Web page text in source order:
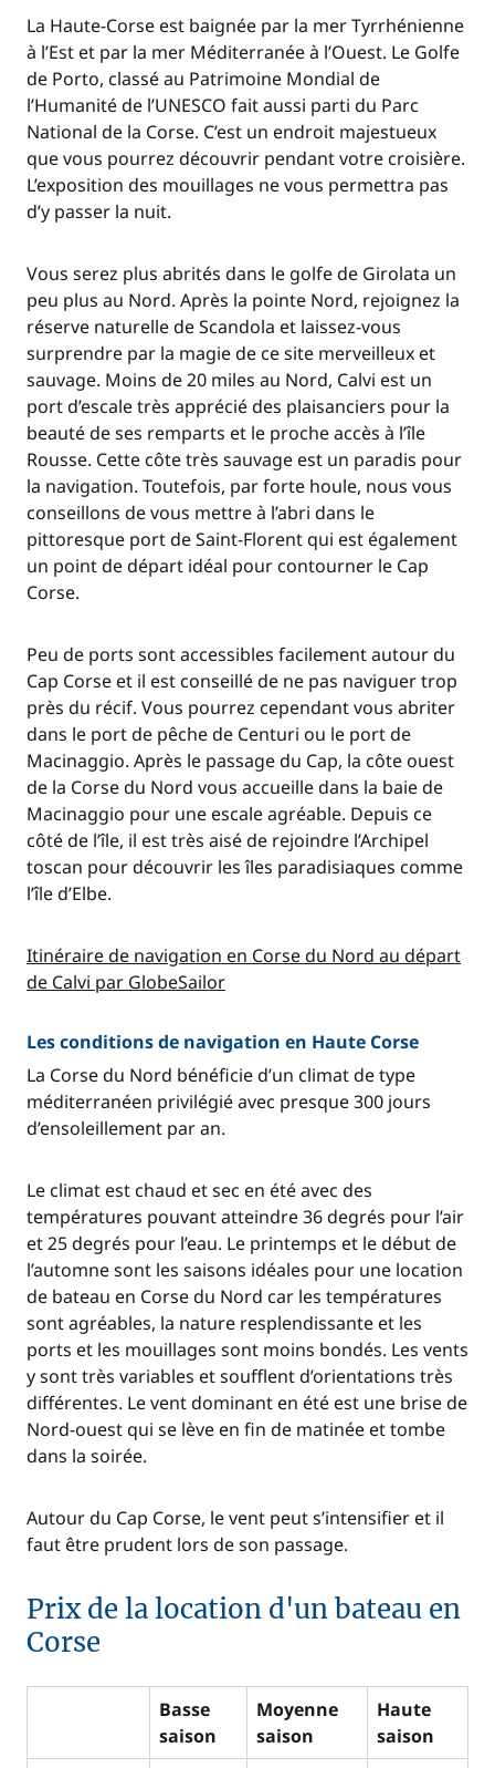
La Haute-Corse est baignée par la mer Tyrrhénienne
à l’Est et par la mer Méditerranée à l’Ouest. Le Golfe
de Porto, classé au Patrimoine Mondial de
l’Humanité de l’UNESCO fait aussi parti du Parc
National de la Corse. C’est un endroit majestueux
que vous pourrez découvrir pendant votre croisière.
L’exposition des mouillages ne vous permettra pas
d’y passer la nuit.
Vous serez plus abrités dans le golfe de Girolata un
peu plus au Nord. Après la pointe Nord, rejoignez la
réserve naturelle de Scandola et laissez-vous
surprendre par la magie de ce site merveilleux et
sauvage. Moins de 20 miles au Nord, Calvi est un
port d’escale très apprécié des plaisanciers pour la
beauté de ses remparts et le proche accès à l’île
Rousse. Cette côte très sauvage est un paradis pour
la navigation. Toutefois, par forte houle, nous vous
conseillons de vous mettre à l’abri dans le
pittoresque port de Saint-Florent qui est également
un point de départ idéal pour contourner le Cap
Corse.
Peu de ports sont accessibles facilement autour du
Cap Corse et il est conseillé de ne pas naviguer trop
près du récif. Vous pourrez cependant vous abriter
dans le port de pêche de Centuri ou le port de
Macinaggio. Après le passage du Cap, la côte ouest
de la Corse du Nord vous accueille dans la baie de
Macinaggio pour une escale agréable. Depuis ce
côté de l’île, il est très aisé de rejoindre l’Archipel
toscan pour découvrir les îles paradisiaques comme
l’île d’Elbe.
Itinéraire de navigation en Corse du Nord au départ
de Calvi par GlobeSailor
Les conditions de navigation en Haute Corse
La Corse du Nord bénéficie d’un climat de type
méditerranéen privilégié avec presque 300 jours
d’ensoleillement par an.
Le climat est chaud et sec en été avec des
températures pouvant atteindre 36 degrés pour l’air
et 25 degrés pour l’eau. Le printemps et le début de
l’automne sont les saisons idéales pour une location
de bateau en Corse du Nord car les températures
sont agréables, la nature resplendissante et les
ports et les mouillages sont moins bondés. Les vents
y sont très variables et soufflent d’orientations très
différentes. Le vent dominant en été est une brise de
Nord-ouest qui se lève en fin de matinée et tombe
dans la soirée.
Autour du Cap Corse, le vent peut s’intensifier et il
faut être prudent lors de son passage.
Prix de la location d'un bateau en
Corse
Basse
saison
Moyenne
saison
Haute
saison